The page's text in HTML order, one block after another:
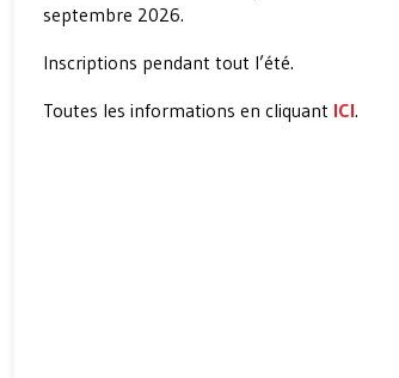
septembre 2026.
Inscriptions pendant tout l’été.
Toutes les informations en cliquant ICI.